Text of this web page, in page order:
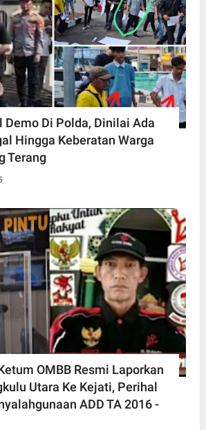
Demo Di Polda, Dinilai Ada
Hingga Keberatan Warga
Terang
OMBB Resmi Laporkan
Utara Ke Kejati, Perihal
ADD TA 2016 -